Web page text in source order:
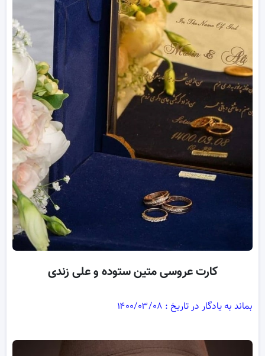
کارت عروسی متین ستوده و علی زندی
بماند به یادگار در تاریخ : ۱۴۰۰/۰۳/۰۸